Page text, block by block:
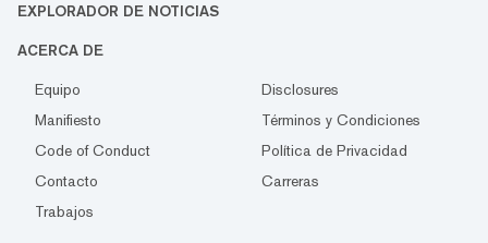
EXPLORADOR DE NOTICIAS
ACERCA DE
Equipo
Disclosures
Manifiesto
Términos y Condiciones
Code of Conduct
Política de Privacidad
Contacto
Carreras
Trabajos